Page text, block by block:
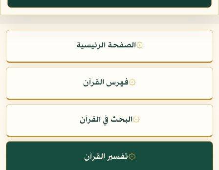
۞الصفحة الرئيسية
۞فهرس القرآن
۞البحث في القرآن
۞تفسير القرآن